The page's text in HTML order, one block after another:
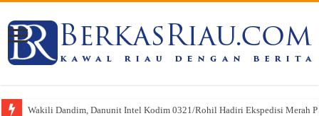
Wakili Dandim, Danunit Intel Kodim 0321/Rohil Hadiri Ekspedisi Merah